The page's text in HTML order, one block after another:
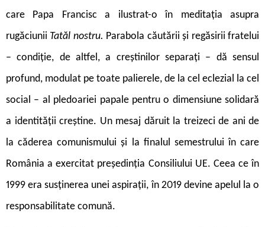
care Papa Francisc a ilustrat-o în meditația asupra
rugăciunii Tatăl nostru. Parabola căutării și regăsirii fratelui
– condiție, de altfel, a creștinilor separați – dă sensul
profund, modulat pe toate palierele, de la cel eclezial la cel
social – al pledoariei papale pentru o dimensiune solidară
a identității creștine. Un mesaj dăruit la treizeci de ani de
la căderea comunismului și la finalul semestrului în care
România a exercitat președinția Consiliului UE. Ceea ce în
1999 era susținerea unei aspirații, în 2019 devine apelul la o
responsabilitate comună.